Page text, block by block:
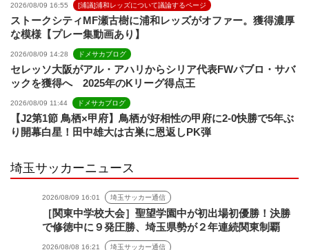
2026/08/09 16:55 [浦議]浦和レッズについて議論するページ
ストークシティMF瀬古樹に浦和レッズがオファー。獲得濃厚
な模様【プレー集動画あり】
2026/08/09 14:28 ドメサカブログ
セレッソ大阪がアル・アハリからシリア代表FWパブロ・サバ
ックを獲得へ 2025年のKリーグ得点王
2026/08/09 11:44 ドメサカブログ
【J2第1節 鳥栖×甲府】鳥栖が好相性の甲府に2-0快勝で5年ぶ
り開幕白星！田中雄大は古巣に恩返しPK弾
埼玉サッカーニュース
2026/08/09 16:01 埼玉サッカー通信
［関東中学校大会］聖望学園中が初出場初優勝！決勝
で修徳中に９発圧勝、埼玉県勢が２年連続関東制覇
2026/08/08 16:21 埼玉サッカー通信